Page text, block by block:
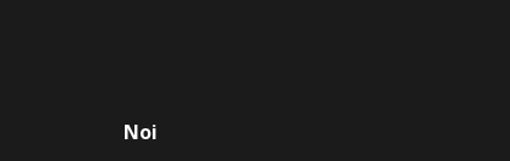
Noi